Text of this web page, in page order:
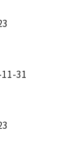
31